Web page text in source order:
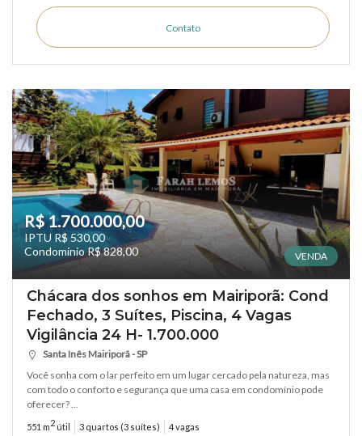
Contato
R$ 1.700.000,00
IPTU R$ 530,00
Condomínio R$ 828,00
VENDA
Chácara dos sonhos em Mairiporã: Cond
Fechado, 3 Suítes, Piscina, 4 Vagas
Vigilância 24 H- 1.700.000
Santa Inês Mairiporã - SP
Você sonha com o lar perfeito em um lugar cercado pela natureza, mas
com todo o conforto e segurança que uma casa em condomínio pode
oferecer? ...
551 m2 útil 3 quartos (3 suítes) 4 vagas